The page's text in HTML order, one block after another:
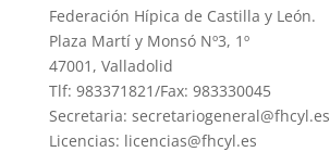
Federación Hípica de Castilla y León.
Plaza Martí y Monsó Nº3, 1º
47001, Valladolid
Tlf: 983371821/Fax: 983330045
Secretaria: secretariogeneral@fhcyl.es
Licencias: licencias@fhcyl.es